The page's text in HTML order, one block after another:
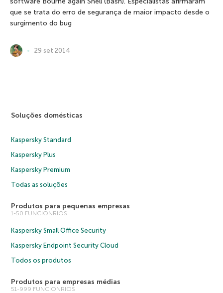
que se trata do erro de segurança de maior impacto desde o
surgimento do bug
29 set 2014
Soluções domésticas
Kaspersky Standard
Kaspersky Plus
Kaspersky Premium
Todas as soluções
Produtos para pequenas empresas
1-50 FUNCIONRIOS
Kaspersky Small Office Security
Kaspersky Endpoint Security Cloud
Todos os produtos
Produtos para empresas médias
51-999 FUNCIONRIOS